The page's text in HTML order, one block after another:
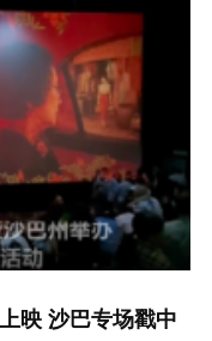
映 沙巴专场戳中